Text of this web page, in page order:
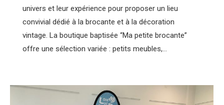
univers et leur expérience pour proposer un lieu
convivial dédié à la brocante et à la décoration
vintage. La boutique baptisée “Ma petite brocante”
offre une sélection variée : petits meubles,…